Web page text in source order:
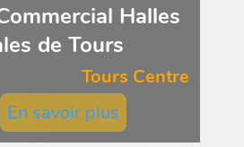
Halles
de Tours
Tours Centre
En savoir plus